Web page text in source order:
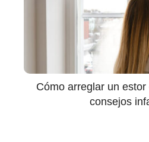
Cómo arreglar un
consejos